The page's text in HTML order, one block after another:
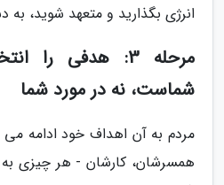
انرژی بگذارید و متعهد شوید،
مرحله 3: هدفی را
شماست، نه در مورد شما
مردم به آن اهداف خود ادامه می
همسرشان، کارشان - هر چیزی